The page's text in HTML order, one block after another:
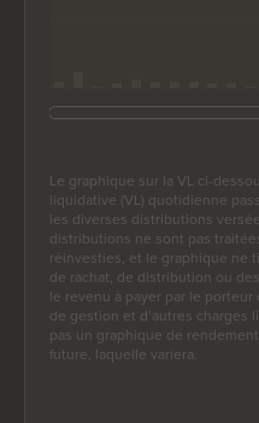
Le graphique sur la VL ci-
liquidative (VL) quotidienne
les diverses distributions
distributions ne sont pas
réinvesties, et le graphique ne
de rachat, de distribution ou
le revenu à payer par le
de gestion et d’autres charges
pas un graphique de
future, laquelle variera.